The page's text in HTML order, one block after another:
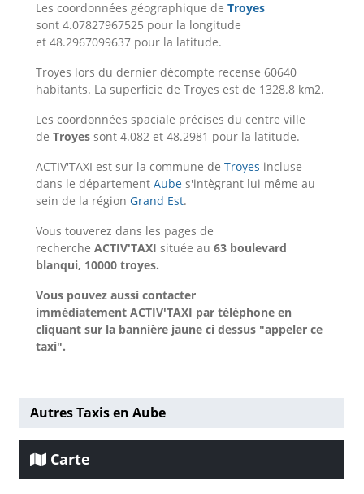
Les coordonnées géographique de Troyes
sont 4.07827967525 pour la longitude
et 48.2967099637 pour la latitude.
Troyes lors du dernier décompte recense 60640
habitants. La superficie de Troyes est de 1328.8 km2.
Les coordonnées spaciale précises du centre ville
de Troyes sont 4.082 et 48.2981 pour la latitude.
ACTIV'TAXI est sur la commune de Troyes incluse
dans le département Aube s'intègrant lui même au
sein de la région Grand Est.
Vous touverez dans les pages de
recherche ACTIV'TAXI située au 63 boulevard
blanqui, 10000 troyes.
Vous pouvez aussi contacter
immédiatement ACTIV'TAXI par téléphone en
cliquant sur la bannière jaune ci dessus "appeler ce
taxi".
Autres Taxis en Aube
Carte